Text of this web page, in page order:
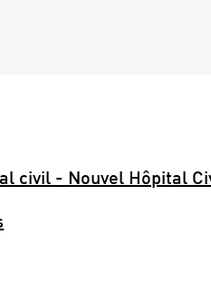
civil - Nouvel Hôpital